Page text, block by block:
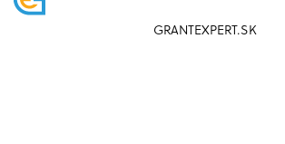
GRANTEXPERT.SK